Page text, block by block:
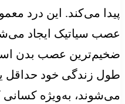
پیدا می‌کند. این درد
عصب سیاتیک ایجاد
ضخیم‌ترین عصب بدن
طول زندگی خود حداقل
می‌شوند، به‌ویژه